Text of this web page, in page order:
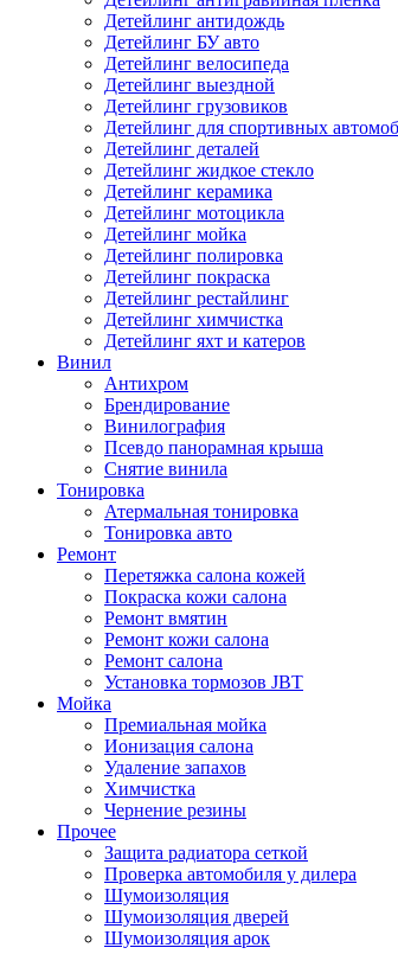
Детейлинг антидождь
Детейлинг БУ авто
Детейлинг велосипеда
Детейлинг выездной
Детейлинг грузовиков
Детейлинг для спортивных
Детейлинг деталей
Детейлинг жидкое стекло
Детейлинг керамика
Детейлинг мотоцикла
Детейлинг мойка
Детейлинг полировка
Детейлинг покраска
Детейлинг рестайлинг
Детейлинг химчистка
Детейлинг яхт и катеров
Винил
Антихром
Брендирование
Винилография
Псевдо панорамная крыша
Снятие винила
Тонировка
Атермальная тонировка
Тонировка авто
Ремонт
Перетяжка салона кожей
Покраска кожи салона
Ремонт вмятин
Ремонт кожи салона
Ремонт салона
Установка тормозов JBT
Мойка
Премиальная мойка
Ионизация салона
Удаление запахов
Химчистка
Чернение резины
Прочее
Защита радиатора сеткой
Проверка автомобиля у дилера
Шумоизоляция
Шумоизоляция дверей
Шумоизоляция арок